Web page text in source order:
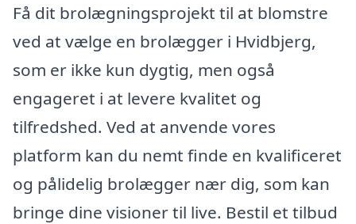
Få dit brolægningsprojekt til at blomstre
ved at vælge en brolægger i Hvidbjerg,
som er ikke kun dygtig, men også
engageret i at levere kvalitet og
tilfredshed. Ved at anvende vores
platform kan du nemt finde en kvalificeret
og pålidelig brolægger nær dig, som kan
bringe dine visioner til live. Bestil et tilbud